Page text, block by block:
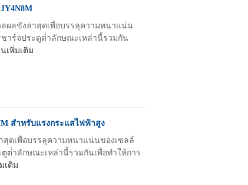
ผลขังล่าสุดเพื่อบรรลุความหนาแน่น
าร์จประตูต่ําลักษณะเหล่านี้รวมกัน
เพิ่มเติม
สําหรับแรงกระแสไฟฟ้าสูง
สุดเพื่อบรรลุความหนาแน่นของเซลล์
ต่ําลักษณะเหล่านี้รวมกันเพื่อทําให้การ
เติม